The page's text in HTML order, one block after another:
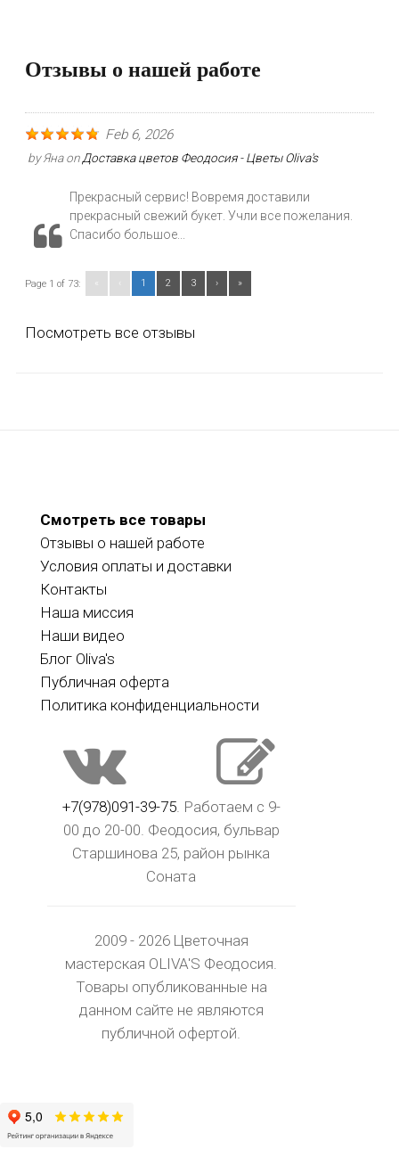
Отзывы о нашей работе
Feb 6, 2026
byЯнаon Доставка цветов Феодосия - Цветы Oliva's
Прекрасный сервис! Вовремя доставили
прекрасный свежий букет. Учли все пожелания.
Спасибо большое...
Page 1 of 73: 1 2 3 › »
Посмотреть все отзывы
Смотреть все товары
Отзывы о нашей работе
Условия оплаты и доставки
Контакты
Наша миссия
Наши видео
Блог Oliva's
Публичная оферта
Политика конфиденциальности
+7(978)091-39-75. Работаем с 9-
00 до 20-00. Феодосия, бульвар
Старшинова 25, район рынка
Соната
2009 - 2026 Цветочная
мастерская OLIVA'S Феодосия.
Товары опубликованные на
данном сайте не являются
публичной офертой.